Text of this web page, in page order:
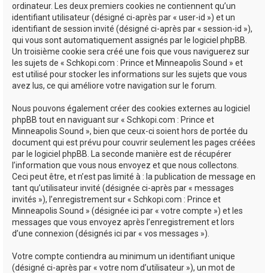
ordinateur. Les deux premiers cookies ne contiennent qu’un
identifiant utilisateur (désigné ci-après par « user-id ») et un
identifiant de session invité (désigné ci-après par « session-id »),
qui vous sont automatiquement assignés par le logiciel phpBB.
Un troisième cookie sera créé une fois que vous naviguerez sur
les sujets de « Schkopi.com : Prince et Minneapolis Sound » et
est utilisé pour stocker les informations sur les sujets que vous
avez lus, ce qui améliore votre navigation sur le forum.
Nous pouvons également créer des cookies externes au logiciel
phpBB tout en naviguant sur « Schkopi.com : Prince et
Minneapolis Sound », bien que ceux-ci soient hors de portée du
document qui est prévu pour couvrir seulement les pages créées
par le logiciel phpBB. La seconde manière est de récupérer
l’information que vous nous envoyez et que nous collectons.
Ceci peut être, et n’est pas limité à : la publication de message en
tant qu’utilisateur invité (désignée ci-après par « messages
invités »), l’enregistrement sur « Schkopi.com : Prince et
Minneapolis Sound » (désignée ici par « votre compte ») et les
messages que vous envoyez après l’enregistrement et lors
d’une connexion (désignés ici par « vos messages »).
Votre compte contiendra au minimum un identifiant unique
(désigné ci-après par « votre nom d’utilisateur »), un mot de